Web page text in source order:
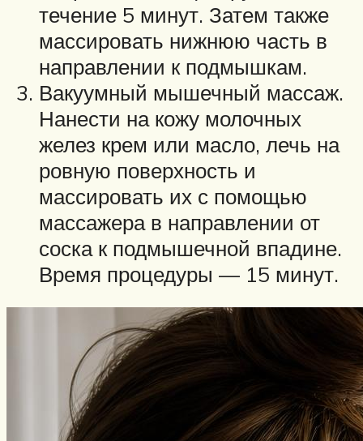
течение 5 минут. Затем также
массировать нижнюю часть в
направлении к подмышкам.
Вакуумный мышечный массаж.
Нанести на кожу молочных
желез крем или масло, лечь на
ровную поверхность и
массировать их с помощью
массажера в направлении от
соска к подмышечной впадине.
Время процедуры — 15 минут.